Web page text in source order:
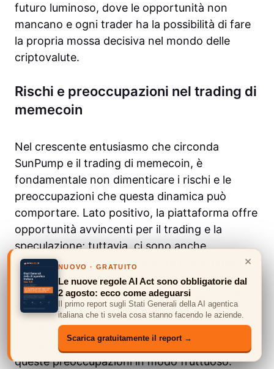
futuro luminoso, dove le opportunità non
mancano e ogni trader ha la possibilità di fare
la propria mossa decisiva nel mondo delle
criptovalute.
Rischi e preoccupazioni nel trading di
memecoin
Nel crescente entusiasmo che circonda
SunPump e il trading di memecoin, è
fondamentale non dimenticare i rischi e le
preoccupazioni che questa dinamica può
comportare. Lato positivo, la piattaforma offre
opportunità avvincenti per il trading e la
speculazione; tuttavia, ci sono anche
inquietudini legate alla volatilità e alla natura
intrinsecamente speculativa delle memecoin,
che devono essere affrontate con serietà. È
normale provare un mix di eccitazione e
apprensione mentre ci si avventura in questo
mondo, quindi permettiamo di esplorare
queste preoccupazioni in modo fruttuoso.
×
NUOVO · GRATUITO
Le nuove regole AI Act sono obbligatorie dal
2 agosto: ecco come adeguarsi
Il primo report sugli Stati Generali della AI agentica
italiana che ti svela cosa stanno facendo le aziende.
Scarica gratuitamente il report →